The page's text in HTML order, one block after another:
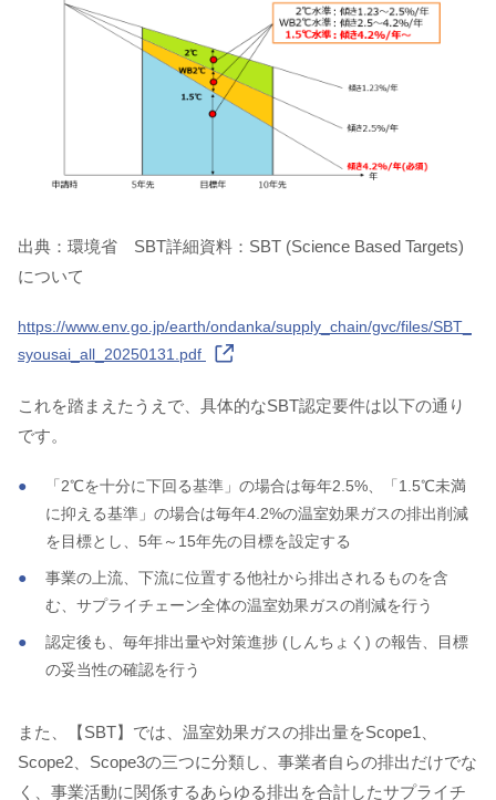
出典：環境省 SBT詳細資料：SBT (Science Based Targets)
について
https://www.env.go.jp/earth/ondanka/supply_chain/gvc/files/SBT_
syousai_all_20250131.pdf
これを踏まえたうえで、具体的なSBT認定要件は以下の通り
です。
「2℃を十分に下回る基準」の場合は毎年2.5%、「1.5℃未満
に抑える基準」の場合は毎年4.2%の温室効果ガスの排出削減
を目標とし、5年～15年先の⽬標を設定する
事業の上流、下流に位置する他社から排出されるものを含
む、サプライチェーン全体の温室効果ガスの削減を行う
認定後も、毎年排出量や対策進捗 (しんちょく) の報告、目標
の妥当性の確認を行う
また、【SBT】では、温室効果ガスの排出量をScope1、
Scope2、Scope3の三つに分類し、事業者自らの排出だけでな
く、事業活動に関係するあらゆる排出を合計したサプライチ